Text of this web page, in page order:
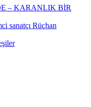
– KARANLIK BİR
sanatçı Rüçhan